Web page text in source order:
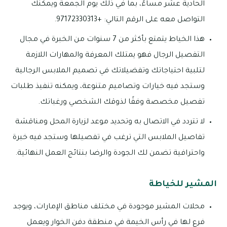
الحادية عشر مساءً، بما في ذلك يوم الجمعة ويمكنك
التواصل معه على الرقم التالي: +97172330313.
هذا الخياط يتمتع بأكثر من 7 سنوات من الخبرة في مجال
التفصيل الرجال فهو يمتلك المعرفة والمهارات اللازمة
لتلبية احتياجاتك وتفضيلاتك في تصميم الملابس الرجالية
وستجد فيه خيارات وتصاميم متنوعة، ويمكنه تنفيذ طلبات
تفصيل مخصصة وفقًا لذوقك الشخصي ورغباتك.
لا تتردد في الاتصال به وتحديد موعد لزيارة المحل ومناقشة
تفاصيل الملابس التي ترغب في تفصيلها وستجد فيه خبرة
واحترافية تضمن لك الجودة والرضا بنتائج العمل النهائية.
المشير للخياطة
محلات المشير موجودة في مختلف مناطق الإمارات، ويوجد
فرع لها في رأس الخيمة في منطقة دفن الخوار ويعمل